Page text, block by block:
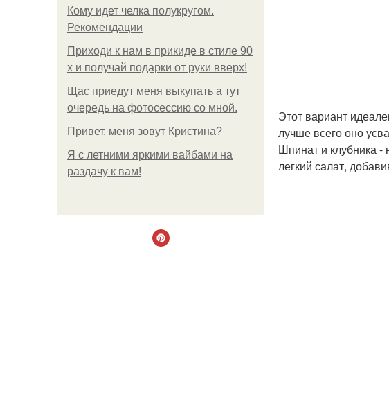
Кому идет челка полукругом.
Рекомендации
Приходи к нам в прикиде в стиле 90
х и получай подарки от руки вверх!
Щас приедут меня выкупать а тут
очередь на фотосессию со мной.
Привет, меня зовут Кристина?
Я с летними яркими вайбами на
раздачу к вам!
Этот вариант
лучше всего оно
Шпинат и клубника -
легкий салат,